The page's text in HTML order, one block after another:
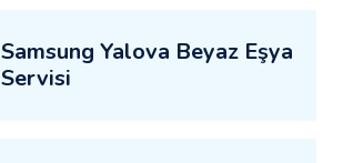
Samsung Yalova Beyaz Eşya
Servisi